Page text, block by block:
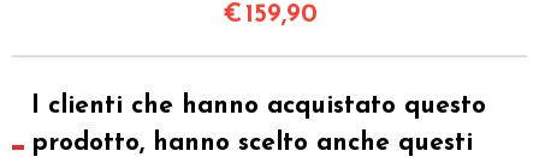
€ 159,90
I clienti che hanno acquistato questo
prodotto, hanno scelto anche questi